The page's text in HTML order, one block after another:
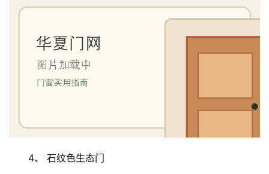
业
4、 石纹色生态门